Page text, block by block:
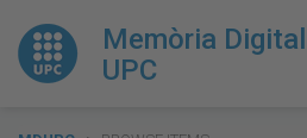
Memòria Digital
UPC